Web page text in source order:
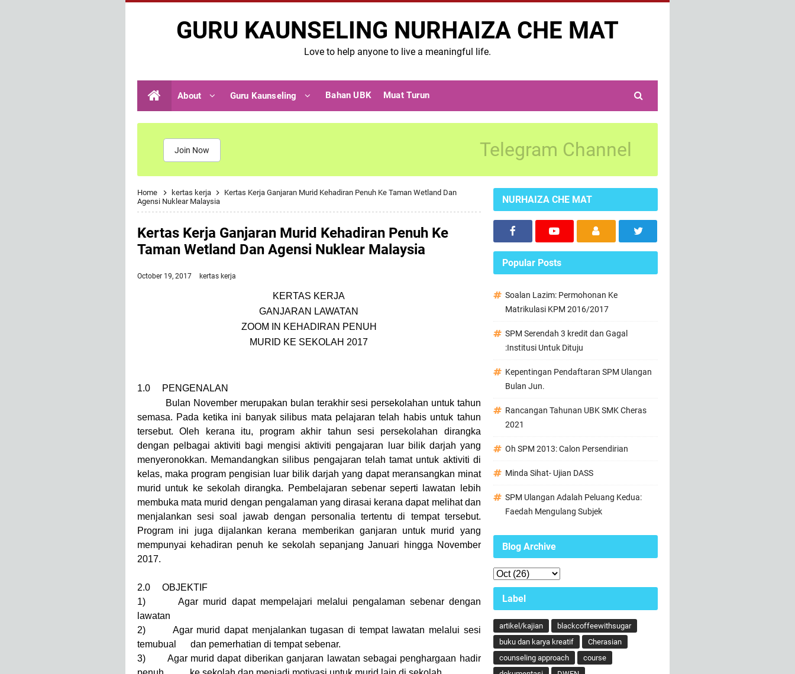
GURU KAUNSELING NURHAIZA CHE MAT
Love to help anyone to live a meaningful life.
About Guru Kaunseling Bahan UBK Muat Turun
Join Now Telegram Channel
Home kertas kerja
Kertas Kerja Ganjaran Murid Kehadiran Penuh Ke Taman Wetland Dan
Agensi Nuklear Malaysia
Kertas Kerja Ganjaran Murid Kehadiran Penuh Ke
Taman Wetland Dan Agensi Nuklear Malaysia
October 19, 2017 kertas kerja
KERTAS KERJA
GANJARAN LAWATAN
ZOOM IN KEHADIRAN PENUH
MURID KE SEKOLAH 2017
1.0 PENGENALAN
Bulan November merupakan bulan terakhir sesi persekolahan untuk tahun
semasa. Pada ketika ini banyak silibus mata pelajaran telah habis untuk tahun
tersebut. Oleh kerana itu, program akhir tahun sesi persekolahan dirangka
dengan pelbagai aktiviti bagi mengisi aktiviti pengajaran luar bilik darjah yang
menyeronokkan. Memandangkan silibus pengajaran telah tamat untuk aktiviti di
kelas, maka program pengisian luar bilik darjah yang dapat meransangkan minat
murid untuk ke sekolah dirangka. Pembelajaran sebenar seperti lawatan lebih
membuka mata murid dengan pengalaman yang dirasai kerana dapat melihat dan
menjalankan sesi soal jawab dengan personalia tertentu di tempat tersebut.
Program ini juga dijalankan kerana memberikan ganjaran untuk murid yang
mempunyai kehadiran penuh ke sekolah sepanjang Januari hingga November
2017.
2.0 OBJEKTIF
1) Agar murid dapat mempelajari melalui pengalaman sebenar dengan
lawatan
2) Agar murid dapat menjalankan tugasan di tempat lawatan melalui sesi
temubual dan pemerhatian di tempat sebenar.
3) Agar murid dapat diberikan ganjaran lawatan sebagai penghargaan hadir
NURHAIZA CHE MAT
Popular Posts
Soalan Lazim: Permohonan Ke
Matrikulasi KPM 2016/2017
SPM Serendah 3 kredit dan Gagal
:Institusi Untuk Dituju
Kepentingan Pendaftaran SPM Ulangan
Bulan Jun.
Rancangan Tahunan UBK SMK Cheras
2021
Oh SPM 2013: Calon Persendirian
Minda Sihat- Ujian DASS
SPM Ulangan Adalah Peluang Kedua:
Faedah Mengulang Subjek
Blog Archive
Label
artikel/kajian
blackcoffeewithsugar
buku dan karya kreatif
Cherasian
counseling approach
course